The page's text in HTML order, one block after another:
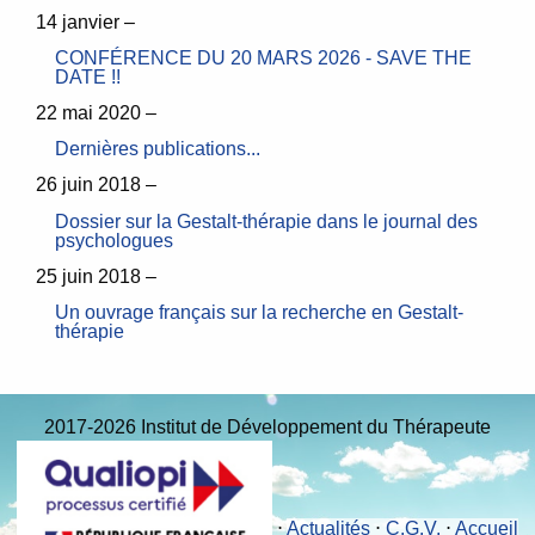
14 janvier –
CONFÉRENCE DU 20 MARS 2026 - SAVE THE
DATE !!
22 mai 2020 –
Dernières publications...
26 juin 2018 –
Dossier sur la Gestalt-thérapie dans le journal des
psychologues
25 juin 2018 –
Un ouvrage français sur la recherche en Gestalt-
thérapie
2017-2026 Institut de Développement du Thérapeute
⋅Actualités ⋅ C.G.V. ⋅ Accueil